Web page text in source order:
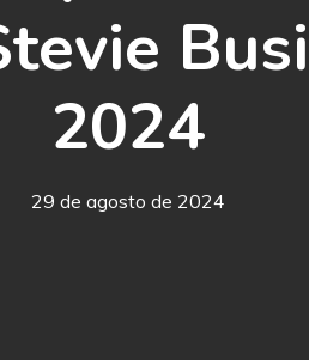
2024
29 de agosto de 2024